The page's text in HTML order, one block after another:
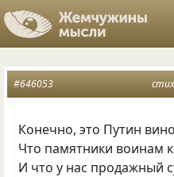
#646053
Конечно, это Путин
Что памятники воинам
И что у нас продажный